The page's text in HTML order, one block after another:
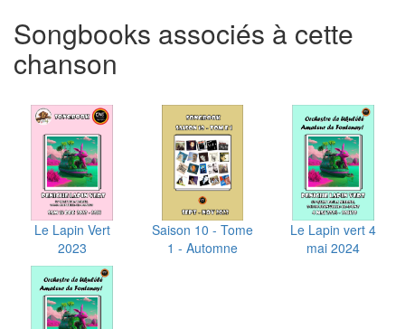
Songbooks associés à cette
chanson
Le Lapin Vert
2023
Saison 10 - Tome
1 - Automne
Le Lapin vert 4
mai 2024